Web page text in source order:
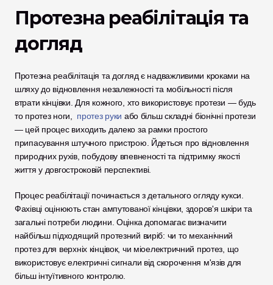
Протезна реабілітація та
догляд
Протезна реабілітація та догляд є надважливими кроками на
шляху до відновлення незалежності та мобільності після
втрати кінцівки. Для кожного, хто використовує протези — будь
то протез ноги,
протез руки або більш складні біонічні протези
— цей процес виходить далеко за рамки простого
припасування штучного пристрою. Йдеться про відновлення
природних рухів, побудову впевненості та підтримку якості
життя у довгостроковій перспективі.
Процес реабілітації починається з детального огляду кукси.
Фахівці оцінюють стан ампутованої кінцівки, здоров'я шкіри та
загальні потреби людини. Оцінка допомагає визначити
найбільш підходящий протезний виріб: чи то механічний
протез для верхніх кінцівок, чи міоелектричний протез, що
використовує електричні сигнали від скорочення м'язів для
більш інтуїтивного контролю.